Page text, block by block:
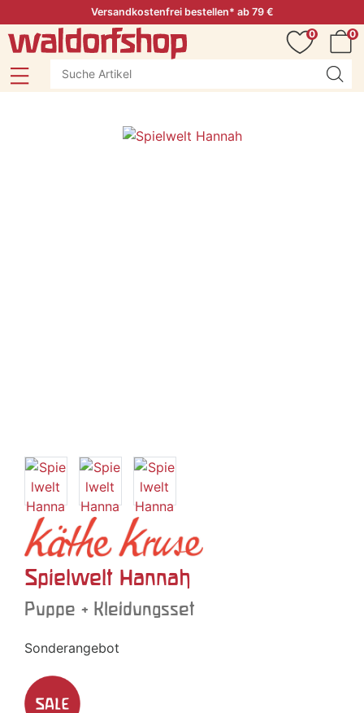
Versandkostenfrei bestellen* ab 79 €
0
0
Spielwelt Hannah
Puppe + Kleidungsset
Sonderangebot